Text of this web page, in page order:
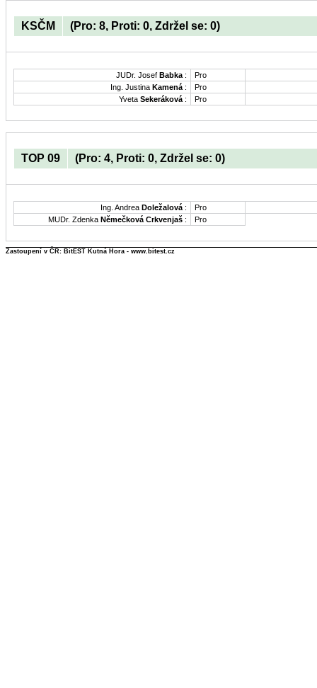
KSČM (Pro: 8, Proti: 0, Zdržel se: 0)
JUDr. Josef Babka :
Pro
Ing. Justina Kamená :
Pro
Yveta Sekeráková : Pro
TOP 09 (Pro: 4, Proti: 0, Zdržel se: 0)
Ing. Andrea Doležalová :
Pro
MUDr. Zdenka Němečková Crkvenjaš : Pro
Zastoupení v ČR: BitEST Kutná Hora - www.bitest.cz